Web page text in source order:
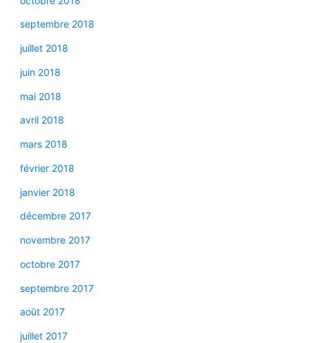
septembre 2018
juillet 2018
juin 2018
mai 2018
avril 2018
mars 2018
février 2018
janvier 2018
décembre 2017
novembre 2017
octobre 2017
septembre 2017
août 2017
juillet 2017